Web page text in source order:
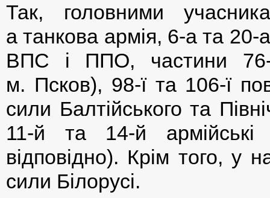
Так, головними
а танкова армія, 6-а та 20-
ВПС і ППО, частини 76-
м. Псков), 98-ї та 106-ї
сили Балтійського та
11-й та 14-й армійські
відповідно). Крім того, у
сили Білорусі.